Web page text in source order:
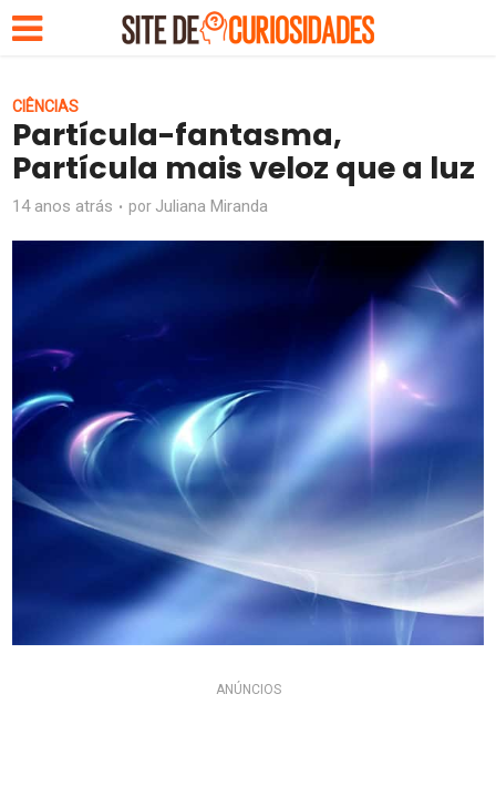
CIÊNCIAS
Partícula-fantasma,
Partícula mais veloz que a luz
14 anos atrás por Juliana Miranda
ANÚNCIOS